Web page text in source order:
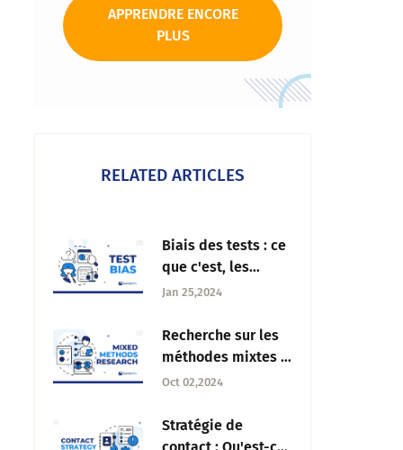
APPRENDRE ENCORE
PLUS
RELATED ARTICLES
Biais des tests : ce
que c'est, les
causes, les
les solutions
Jan 25,2024
Recherche sur les
méthodes mixtes :
Aperçu des
techniques
Oct 02,2024
Stratégie de